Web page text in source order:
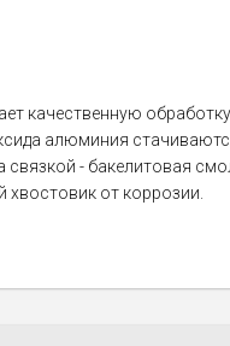
качественную
алюминия
- бакелитовая
от коррозии.